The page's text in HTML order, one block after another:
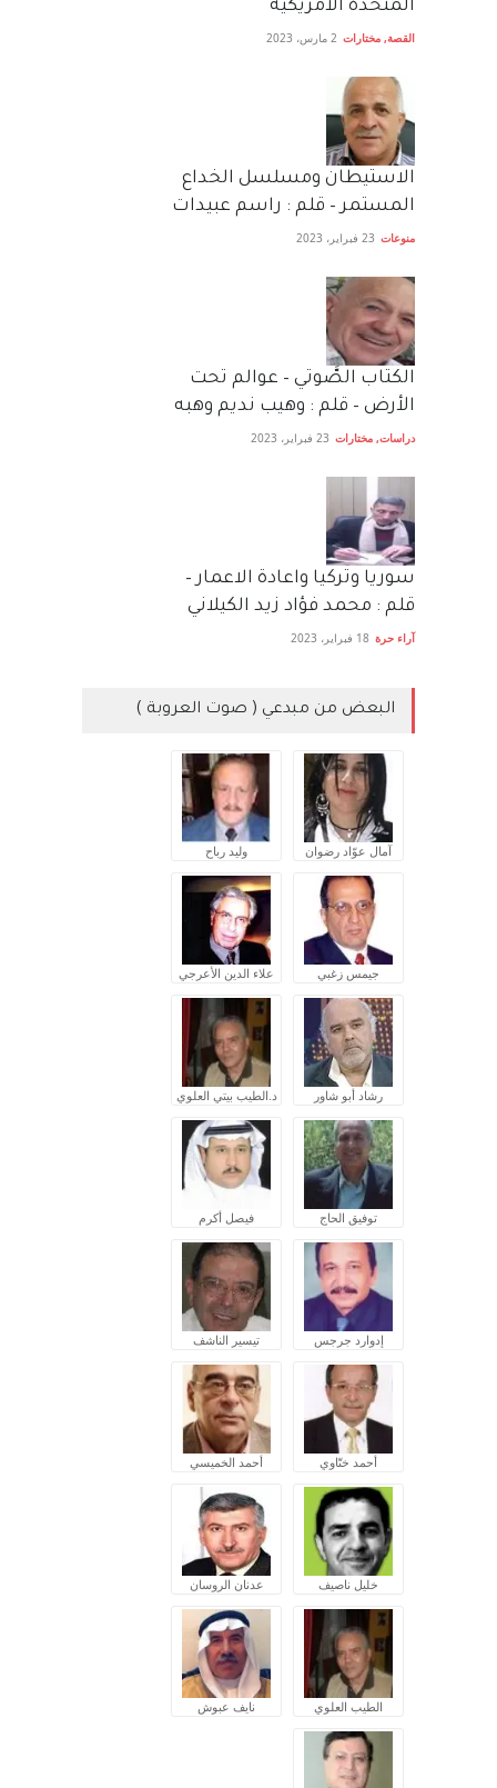
المتحدة الامريكية
القصة, مختارات 2 مارس، 2023
الاستيطان ومسلسل الخداع
المستمر – قلم : راسم عبيدات
منوعات 23 فبراير، 2023
الكتاب الصَّوتي – عوالم تحت
الأرض – قلم : وهيب نديم وهبه
دراسات, مختارات 23 فبراير، 2023
سوريا وتركيا واعادة الاعمار –
قلم : محمد فؤاد زيد الكيلاني
آراء حرة 18 فبراير، 2023
البعض من مبدعي ( صوت العروبة )
آمال عوّاد رضوان وليد رباح
جيمس زغبي علاء الدين الأعرجي
رشاد أبو شاور د.الطيب بيتي العلوي
توفيق الحاج فيصل أكرم
إدوارد جرجس تيسير الناشف
أحمد ختّاوي أحمد الخميسي
خليل ناصيف عدنان الروسان
الطيب العلوي نايف عبوش